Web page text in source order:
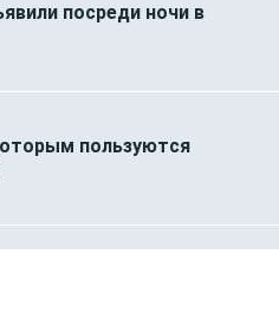
посреди ночи в
пользуются